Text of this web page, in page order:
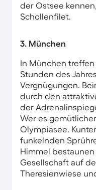
der Ostsee
Schollenfilet.
3. München
In München
Stunden des
Vergnügungen.
durch den
der
Wer es
Olympiasee.
funkelnden
Himmel
Gesellschaft auf
Theresienwiese